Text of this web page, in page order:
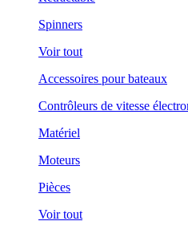
Spinners
Voir tout
Accessoires pour bateaux
Contrôleurs de vitesse
Matériel
Moteurs
Pièces
Voir tout